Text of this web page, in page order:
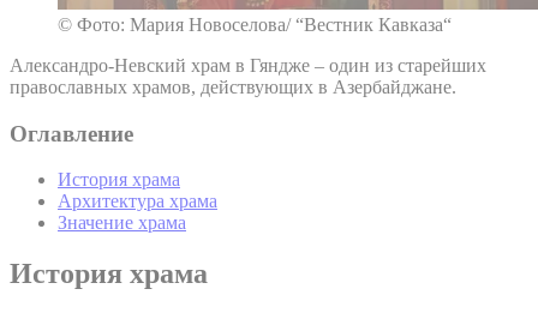
© Фото: Мария Новоселова/ “Вестник Кавказа“
Александро-Невский храм в Гяндже – один из старейших
православных храмов, действующих в Азербайджане.
Оглавление
История храма
Архитектура храма
Значение храма
История храма